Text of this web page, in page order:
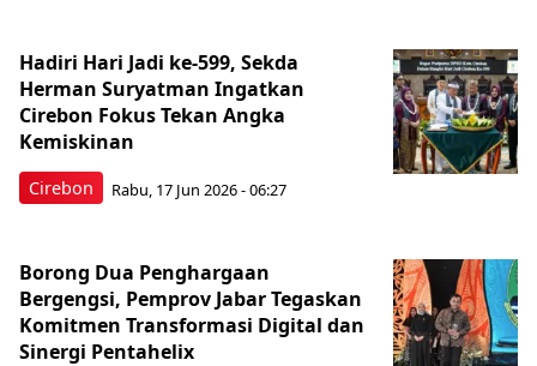
Cirebon
Hadiri Hari Jadi ke-599, Sekda
Herman Suryatman Ingatkan
Cirebon Fokus Tekan Angka
Kemiskinan
Rabu, 17 Jun 2026 - 06:27
Borong Dua Penghargaan
Bergengsi, Pemprov Jabar Tegaskan
Komitmen Transformasi Digital dan
Sinergi Pentahelix